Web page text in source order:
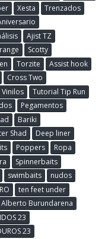
Xesta
Trenzados
Ajist TZ
Scotty
Torzite
Assist hook
Cross Two
Vinilos
Tutorial Tip Run
Pegamentos
Bariki
Shad
Deep liner
Poppers
Ropa
Spinnerbaits
swimbaits
nudos
ten feet under
Alberto Burundarena
23
23